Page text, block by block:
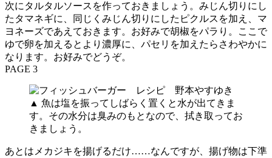
次にタルタルソースを作っておきましょう。みじん切りにし
たタマネギに、同じくみじん切りにしたピクルスを加え、マ
ヨネーズであえておきます。お好みで胡椒をパラり。ここで
ゆで卵を加えるとより濃厚に、パセリを加えたらさわやかに
なります。お好みでどうぞ。
PAGE 3
▲ 魚は塩を振ってしばらく置くと水が出てきま
す。その水分は臭みのもとなので、拭き取ってお
きましょう。
あとはメカジキを揚げるだけ……なんですが、揚げ物は下準